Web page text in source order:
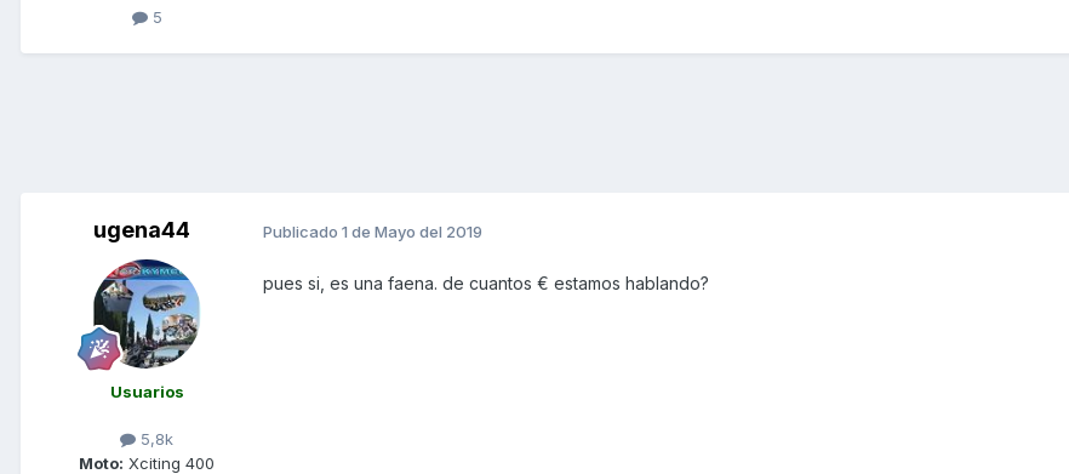
5
ugena44
Usuarios
5,8k
Moto: Xciting 400
Publicado 1 de Mayo del 2019
pues si, es una faena. de cuantos € estamos hablando?